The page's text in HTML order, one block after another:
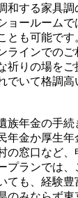
和する家具調
ョールーム
とも可能で
ラインでのご
祈りの場を
でいて格調
族年金の手続
年金か厚生
の窓口など
プランでは
ても、経験